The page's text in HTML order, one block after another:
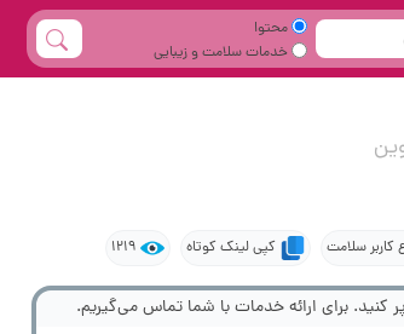
محتوا
خدمات سلامت و زیبایی
کاربر سلامت کپی لینک کوتاه 1219
کنید. برای ارائه خدمات با شما تماس می‌گیریم.